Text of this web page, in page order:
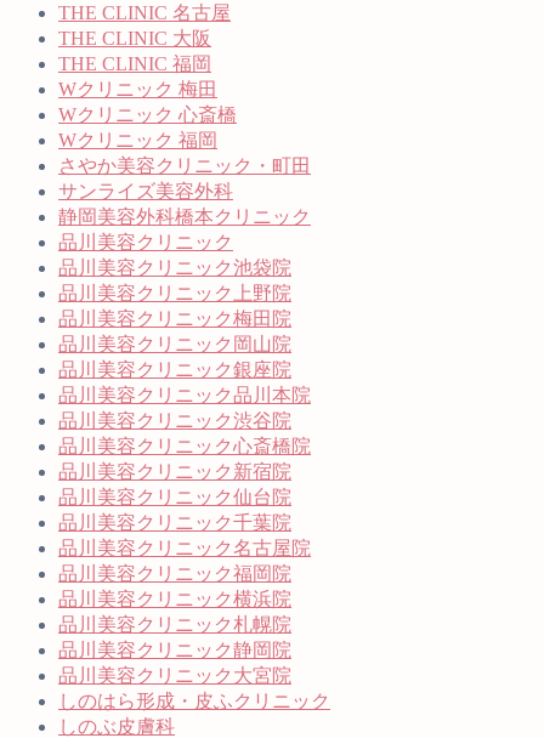
THE CLINIC 名古屋
THE CLINIC 大阪
THE CLINIC 福岡
Wクリニック 梅田
Wクリニック 心斎橋
Wクリニック 福岡
さやか美容クリニック・町田
サンライズ美容外科
静岡美容外科橋本クリニック
品川美容クリニック
品川美容クリニック池袋院
品川美容クリニック上野院
品川美容クリニック梅田院
品川美容クリニック岡山院
品川美容クリニック銀座院
品川美容クリニック品川本院
品川美容クリニック渋谷院
品川美容クリニック心斎橋院
品川美容クリニック新宿院
品川美容クリニック仙台院
品川美容クリニック千葉院
品川美容クリニック名古屋院
品川美容クリニック福岡院
品川美容クリニック横浜院
品川美容クリニック札幌院
品川美容クリニック静岡院
品川美容クリニック大宮院
しのはら形成・皮ふクリニック
しのぶ皮膚科